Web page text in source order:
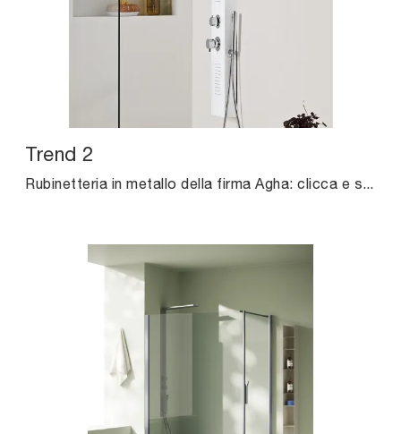
Trend 2
Rubinetteria in metallo della firma Agha: clicca e scopri l'arredo bagno moderno Trend 2 per la stanza del benessere.